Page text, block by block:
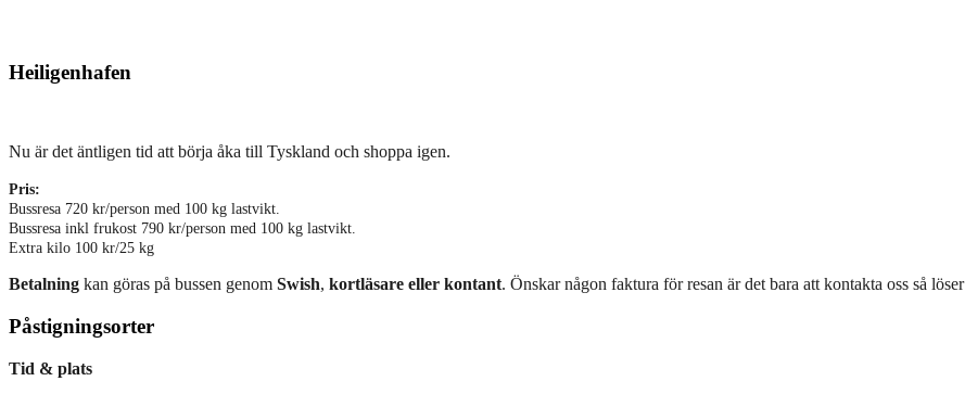
Heiligenhafen
Nu är det äntligen tid att börja åka till Tyskland och shoppa igen.
Pris:
Bussresa 720 kr/person med 100 kg lastvikt.
Bussresa inkl frukost 790 kr/person med 100 kg lastvikt.
Extra kilo 100 kr/25 kg
Betalning kan göras på bussen genom Swish, kortläsare eller kontant. Önskar någon faktura för resan är det bara att kontakta oss så
Påstigningsorter
Tid & plats